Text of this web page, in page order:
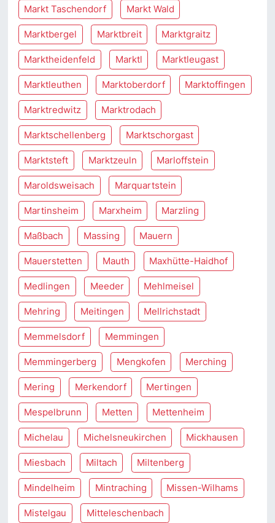
Markt Taschendorf Markt Wald
Marktbergel Marktbreit Marktgraitz
Marktheidenfeld Marktl Marktleugast
Marktleuthen Marktoberdorf Marktoffingen
Marktredwitz Marktrodach
Marktschellenberg Marktschorgast
Marktsteft Marktzeuln Marloffstein
Maroldsweisach Marquartstein
Martinsheim Marxheim Marzling
Maßbach Massing Mauern
Mauerstetten Mauth Maxhütte-Haidhof
Medlingen Meeder Mehlmeisel
Mehring Meitingen Mellrichstadt
Memmelsdorf Memmingen
Memmingerberg Mengkofen Merching
Mering Merkendorf Mertingen
Mespelbrunn Metten Mettenheim
Michelau Michelsneukirchen Mickhausen
Miesbach Miltach Miltenberg
Mindelheim Mintraching Missen-Wilhams
Mistelgau Mitteleschenbach